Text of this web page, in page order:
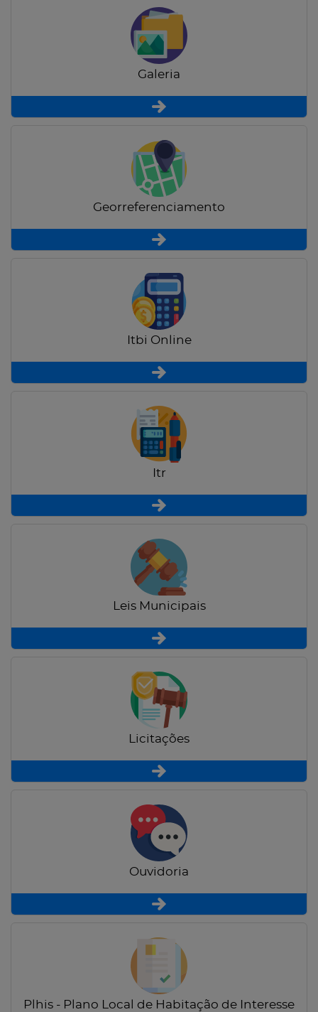
Galeria
Georreferenciamento
Itbi Online
Itr
Leis Municipais
Licitações
Ouvidoria
Plhis - Plano Local de Habitação de Interesse